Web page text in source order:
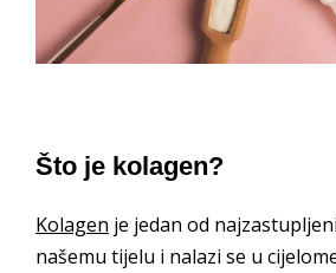
Što je kolagen?
Kolagen je jedan od
našemu tijelu i nalazi se u